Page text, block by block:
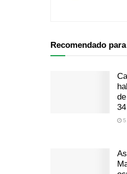
Recomendado
5